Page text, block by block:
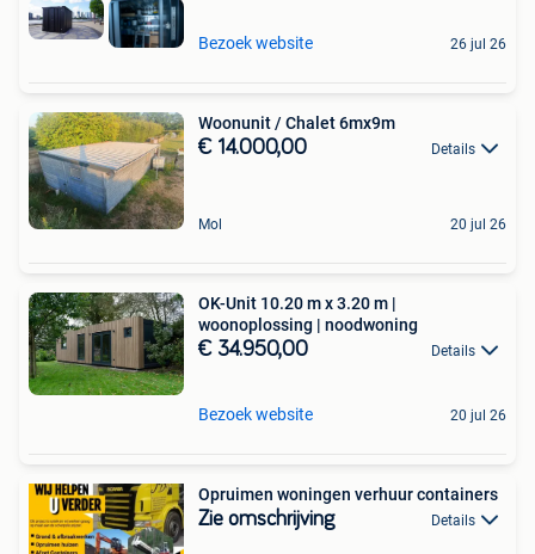
Bezoek website 26 jul 26
Woonunit / Chalet 6mx9m
€ 14.000,00 Details
Mol 20 jul 26
OK-Unit 10.20 m x 3.20 m |
woonoplossing | noodwoning
€ 34.950,00 Details
Bezoek website 20 jul 26
Opruimen woningen verhuur containers
Zie omschrijving Details